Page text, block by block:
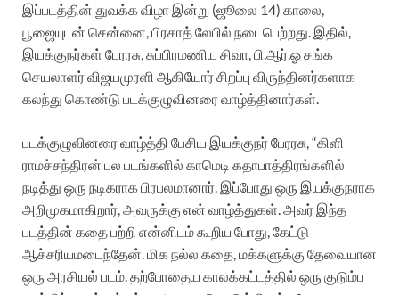
இப்படத்தின் துவக்க விழா இன்று (ஜூலை 14) காலை,
பூஜையுடன் சென்னை, பிரசாத் லேபில் நடைபெற்றது. இதில்,
இயக்குநர்கள் பேரரசு, சுப்பிரமணிய சிவா, பி.ஆர்.ஓ சங்க
செயலாளர் விஜயமுரளி ஆகியோர் சிறப்பு விருந்தினர்களாக
கலந்து கொண்டு படக்குழுவினரை வாழ்த்தினார்கள்.
படக்குழுவினரை வாழ்த்தி பேசிய இயக்குநர் பேரரசு, “கிளி
ராமச்சந்திரன் பல படங்களில் காமெடி கதாபாத்திரங்களில்
நடித்து ஒரு நடிகராக பிரபலமானார். இப்போது ஒரு இயக்குநராக
அறிமுகமாகிறார், அவருக்கு என் வாழ்த்துகள். அவர் இந்த
படத்தின் கதை பற்றி என்னிடம் கூறிய போது, கேட்டு
ஆச்சரியமடைந்தேன். மிக நல்ல கதை, மக்களுக்கு தேவையான
ஒரு அரசியல் படம். தற்போதைய காலக்கட்டத்தில் ஒரு குடும்ப